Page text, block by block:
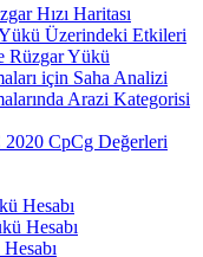
Hızı Haritası
Üzerindeki Etkileri
Rüzgar Yükü
için Saha Analizi
Arazi Kategorisi
CpCg Değerleri
Hesabı
Hesabı